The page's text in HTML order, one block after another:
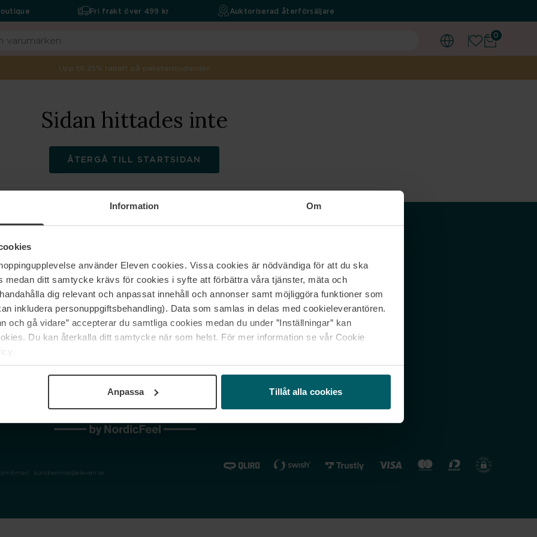
Information Om
använder Eleven cookies. Vissa cookies är nödvändiga för att du ska
medan ditt samtycke krävs för cookies i syfte att förbättra våra tjänster, mäta och
dig relevant och anpassat innehåll och annonser samt möjliggöra funktioner som
inkludera personuppgiftsbehandling). Data som samlas in delas med cookieleverantören.
och gå vidare” accepterar du samtliga cookies medan du under ”Inställningar” kan
Du kan återkalla ditt samtycke när som helst. För mer information se vår Cookie
Anpassa Tillåt alla cookies
0
Fri frakt över 499 kr Auktoriserad återförsäljare
Upp till 25% rabatt på paketerbjudanden
Sidan hittades inte
ÅTERGÅ TILL STARTSIDAN
Om oss
Jobba hos oss
Våra varumärken
Kontakta oss
Vanliga frågor & svar
Spåra min beställning
reklamationer
Nordicfeel SE
Nordicfeel FI
Nordicfeel NO
Email: kundservice@eleven.se